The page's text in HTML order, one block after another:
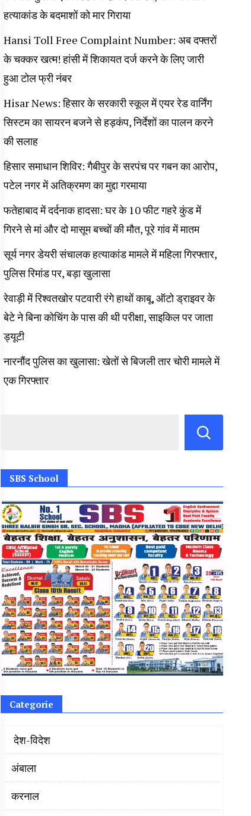
हत्याकांड के बदमाशों को मार गिराया
Hansi Toll Free Complaint Number: अब दफ्तरों
के चक्कर खत्म! हांसी में शिकायत दर्ज करने के लिए जारी
हुआ टोल फ्री नंबर
Hisar News: हिसार के सरकारी स्कूल में एयर रेड वार्निंग
सिस्टम का सायरन बजने से हड़कंप, निर्देशों का पालन करने
की सलाह
हिसार समाधान शिविर: गैबीपुर के सरपंच पर गबन का आरोप,
पटेल नगर में अतिक्रमण का मुद्दा गरमाया
फतेहाबाद में दर्दनाक हादसा: घर के 10 फीट गहरे कुंड में
गिरने से मां और दो मासूम बच्चों की मौत, पूरे गांव में मातम
सूर्य नगर डेयरी संचालक हत्याकांड मामले में महिला गिरफ्तार,
पुलिस रिमांड पर, बड़ा खुलासा
रेवाड़ी में रिश्वतखोर पटवारी रंगे हाथों काबू, ऑटो ड्राइवर के
बेटे ने बिना कोचिंग के पास की थी परीक्षा, साइकिल पर जाता
ड्यूटी
नारनौंद पुलिस का खुलासा: खेतों से बिजली तार चोरी मामले में
एक गिरफ्तार
SBS School
Categorie
‌ देश-विदेश
अंबाला
करनाल